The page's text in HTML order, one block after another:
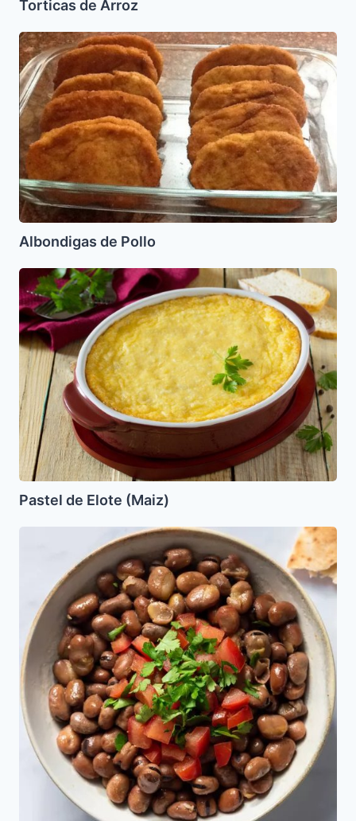
Torticas de Arroz
Albondigas
de
Pollo
Albondigas de Pollo
Pastel
de
Elote
(Maiz)
Pastel de Elote (Maiz)